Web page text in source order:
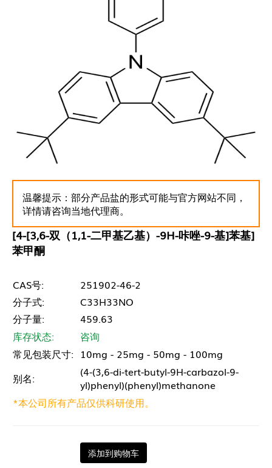
温馨提示：部分产品盐的形式可能与官方网站不同，
详情请咨询当地代理商。
[4-[3,6-双（1,1-二甲基乙基）-9H-咔唑-9-基]苯基]
苯甲酮
CAS号:
251902-46-2
分子式:
C33H33NO
分子量:
459.63
库存状态:
咨询
常见包装尺寸: 10mg - 25mg - 50mg - 100mg
别名:
(4-(3,6-di-tert-butyl-9H-carbazol-9-
yl)phenyl)(phenyl)methanone
*本公司所有产品仅供科研使用。
添加到购物车